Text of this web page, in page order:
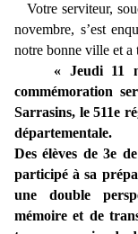
Votre serviteur,
novembre, s’est
notre bonne ville et a
« Jeudi 11
commémoration
Sarrasins, le 511e
départementale.
Des élèves de 3e
participé à sa
une double
mémoire et de